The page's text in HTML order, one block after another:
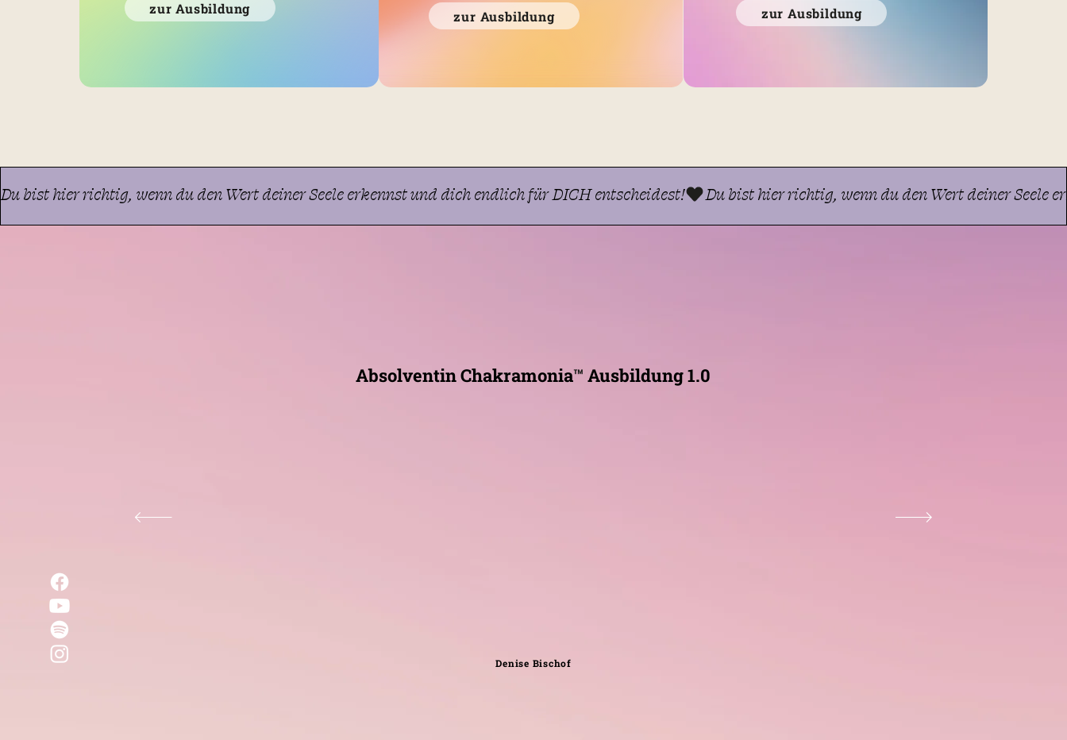
zur Ausbildung zur Ausbildung zur Ausbildung
Du bist hier richtig, wenn du den Wert deiner Seele erkennst und dich endlich für DICH entscheidest!
Absolventin Chakramonia™ Ausbildung 1.0
Denise Bischof